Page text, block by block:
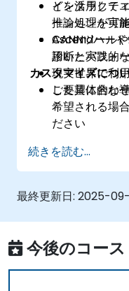
どを活用して
推論処理が可
Ascendハード
診断とパフォ
インタラクテ
ーションを実
CANNツール
用いた実践的
現実世界で利
した具体的な
カスタマイズにつ
ご要望に合わ
希望される場
ださい
続きを読む...
最終更新日: 2025-09-
今後のコース